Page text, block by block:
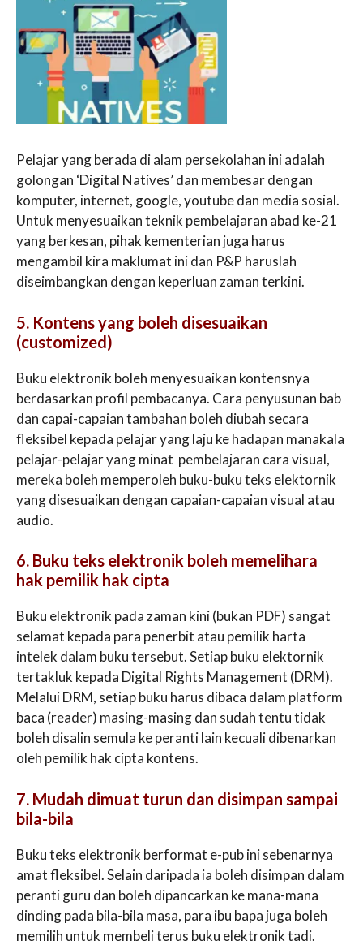
Pelajar yang berada di alam persekolahan ini adalah
golongan ‘Digital Natives’ dan membesar dengan
komputer, internet, google, youtube dan media sosial.
Untuk menyesuaikan teknik pembelajaran abad ke-21
yang berkesan, pihak kementerian juga harus
mengambil kira maklumat ini dan P&P haruslah
diseimbangkan dengan keperluan zaman terkini.
5. Kontens yang boleh disesuaikan
(customized)
Buku elektronik boleh menyesuaikan kontensnya
berdasarkan profil pembacanya. Cara penyusunan bab
dan capai-capaian tambahan boleh diubah secara
fleksibel kepada pelajar yang laju ke hadapan manakala
pelajar-pelajar yang minat pembelajaran cara visual,
mereka boleh memperoleh buku-buku teks elektornik
yang disesuaikan dengan capaian-capaian visual atau
audio.
6. Buku teks elektronik boleh memelihara
hak pemilik hak cipta
Buku elektronik pada zaman kini (bukan PDF) sangat
selamat kepada para penerbit atau pemilik harta
intelek dalam buku tersebut. Setiap buku elektornik
tertakluk kepada Digital Rights Management (DRM).
Melalui DRM, setiap buku harus dibaca dalam platform
baca (reader) masing-masing dan sudah tentu tidak
boleh disalin semula ke peranti lain kecuali dibenarkan
oleh pemilik hak cipta kontens.
7. Mudah dimuat turun dan disimpan sampai
bila-bila
Buku teks elektronik berformat e-pub ini sebenarnya
amat fleksibel. Selain daripada ia boleh disimpan dalam
peranti guru dan boleh dipancarkan ke mana-mana
dinding pada bila-bila masa, para ibu bapa juga boleh
memilih untuk membeli terus buku elektronik tadi.